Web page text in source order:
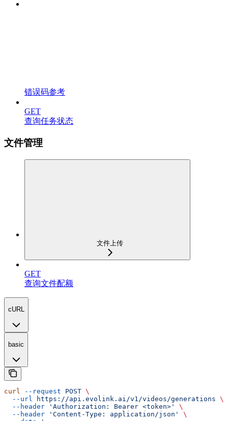
错误码参考
GET
查询任务状态
文件管理
文件上传
GET
查询文件配额
cURL
basic
curl --request POST \
  --url
https://api.evolink.ai/v1/videos/generations \
  --header
'Authorization: Bearer <token>'
\
  --header
'Content-Type: application/json'
\